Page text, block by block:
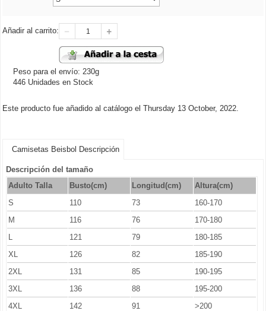
Añadir al carrito:
Peso para el envío: 230g
446 Unidades en Stock
Este producto fue añadido al catálogo el Thursday 13 October, 2022.
Camisetas Beisbol Descripción
Descripción del tamaño
Adulto Talla
Busto(cm) Longitud(cm)
Altura(cm)
S
110 73
160-170
M
116 76
170-180
L
121 79
180-185
XL
126 82
185-190
2XL
131 85
190-195
3XL
136 88
195-200
4XL
142 91
>200